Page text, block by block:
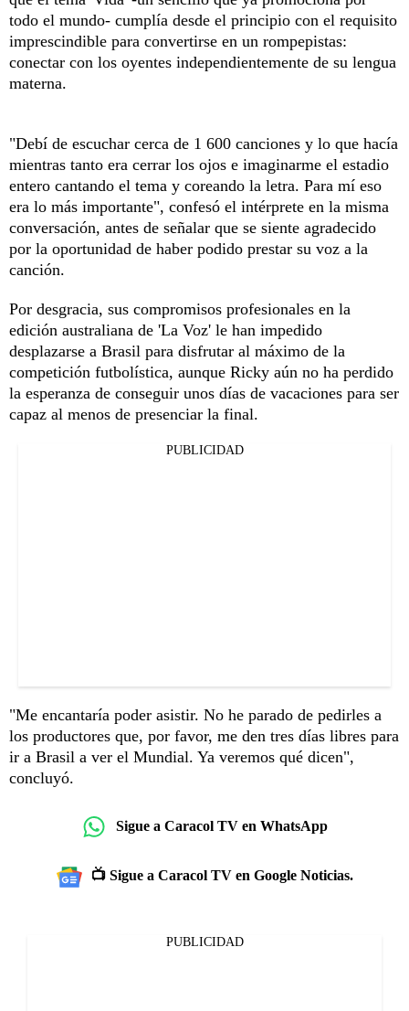
todo el mundo- cumplía desde el principio con el requisito
imprescindible para convertirse en un rompepistas:
conectar con los oyentes independientemente de su lengua
materna.
"Debí de escuchar cerca de 1 600 canciones y lo que hacía
mientras tanto era cerrar los ojos e imaginarme el estadio
entero cantando el tema y coreando la letra. Para mí eso
era lo más importante", confesó el intérprete en la misma
conversación, antes de señalar que se siente agradecido
por la oportunidad de haber podido prestar su voz a la
canción.
Por desgracia, sus compromisos profesionales en la
edición australiana de 'La Voz' le han impedido
desplazarse a Brasil para disfrutar al máximo de la
competición futbolística, aunque Ricky aún no ha perdido
la esperanza de conseguir unos días de vacaciones para ser
capaz al menos de presenciar la final.
PUBLICIDAD
"Me encantaría poder asistir. No he parado de pedirles a
los productores que, por favor, me den tres días libres para
ir a Brasil a ver el Mundial. Ya veremos qué dicen",
concluyó.
Sigue a Caracol TV en WhatsApp
📺 Sigue a Caracol TV en Google Noticias.
PUBLICIDAD